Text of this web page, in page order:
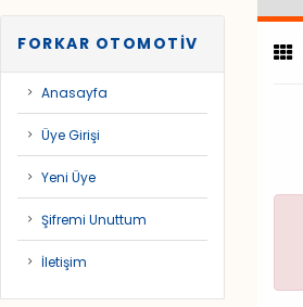
FORKAR OTOMOTİV
Anasayfa
Üye Girişi
Yeni Üye
Şifremi Unuttum
İletişim